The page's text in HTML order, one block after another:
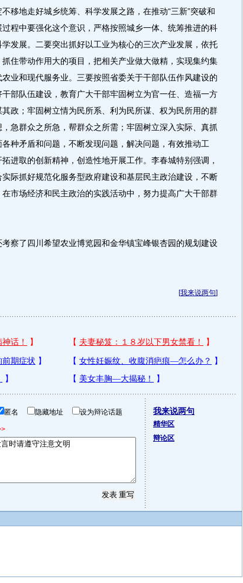
地走好城乡统筹、科学发展之路，在推动“三新”突破和
程中要强化这个意识，严格按照城乡一体、统筹推进的科
发展。二要突出抓好以工业为核心的三次产业发展，依托
住带动作用大的项目，把相关产业做大做精，实现集约集
业和现代服务业。三要按照省委关于干部队伍作风建设的
部队伍建设，教育广大干部牢固树立为官一任、造福一方
政；牢固树立情为民所系、利为民所谋、权为民所用的群
急群众之所急，帮群众之所需；牢固树立深入实际、真抓
种矛盾和问题，不断发现问题，解决问题，有效推动工
进取的创新精神，创造性地开展工作。李春城特别强调，
际抓好规范化服务型政府建设和基层民主政治建设，不断
市场经济和民主政治的实践活动中，努力提高广大干部群
了四川希望农业博览园和金华镇宝峰银杏园的规划建设
[我来说两句]
匿名 隐藏地址 设为辩论话题 我来说两句
精华区
辩论区